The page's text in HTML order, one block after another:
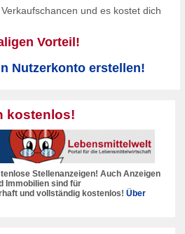
und es kostet dich
Vorteil!
Nutzerkonto erstellen!
kostenlos!
Stellenanzeigen! Auch Anzeigen
Immobilien sind für
und vollständig kostenlos! Über